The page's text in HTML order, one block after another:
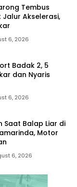
Tembus
Jalur Akselerasi,
6, 2026
Badak 2, 5
dan Nyaris
6, 2026
Saat Balap Liar di
Motor
6, 2026